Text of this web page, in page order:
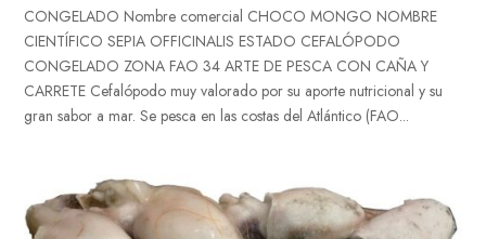
CONGELADO Nombre comercial CHOCO MONGO NOMBRE
CIENTÍFICO SEPIA OFFICINALIS ESTADO CEFALÓPODO
CONGELADO ZONA FAO 34 ARTE DE PESCA CON CAÑA Y
CARRETE Cefalópodo muy valorado por su aporte nutricional y su
gran sabor a mar. Se pesca en las costas del Atlántico (FAO...